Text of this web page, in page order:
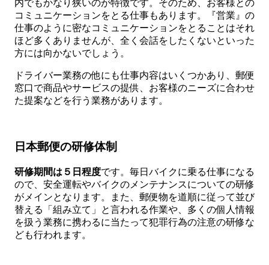
内でもかなり狭いのが特徴です。そのため、お客様との
コミュニケーションをとる仕事もあります。『営業』の
仕事のように密なコミュニケーションをとることはそれ
ほど多くありませんが、全く会話をしたくないといった
方には向かないでしょう。
ドライバー業務の他にも仕事内容はいくつかあり、郵便
窓口で商品やサービスの提供、お客様のニーズに合わせ
た提案などを行う業務があります。
日本郵便の研修体制
研修期間は５日程度です。毎日バイクに乗る仕事になる
ので、安全運転やバイクのメンテナンスについての研修
がメインとなります。また、郵便物を道順に従って並び
替える「組み立て」と言われる作業や、多くの個人情報
を扱う業務に携わるに当たって犯罪行為の注意の研修な
ども行われます。